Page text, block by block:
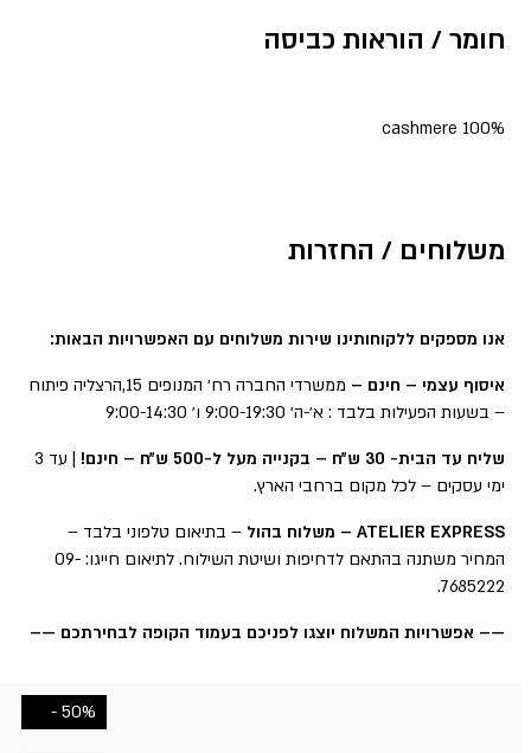
חומר / הוראות כביסה
100% cashmere
משלוחים / החזרות
אנו מספקים ללקוחותינו שירות משלוחים עם האפשרויות הבאות:
איסוף עצמי – חינם –
ממשרדי החברה רח׳ המנופים 15,הרצליה פיתוח
– בשעות הפעילות בלבד : א׳-ה׳ 9:00-19:30 ו׳ 9:00-14:30
שליח עד הבית- 30 ש״ח – בקנייה מעל ל-500 ש״ח – חינם!
| עד 3
ימי עסקים – לכל מקום ברחבי הארץ.
ATELIER EXPRESS – משלוח בהול
– בתיאום טלפוני בלבד –
המחיר משתנה בהתאם לדחיפות ושיטת השילוח. לתיאום חייגו: 09-
7685222.
—– אפשרויות המשלוח יוצגו לפניכם בעמוד הקופה לבחירתכם —–
50% -